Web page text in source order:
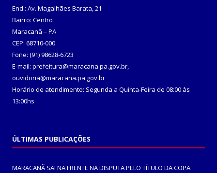
End.: Av. Magalhães Barata, 21
Bairro: Centro
Maracanã – PA
CEP: 68710-000
Fone: (91) 98628-6723
E-mail: prefeitura@maracana.pa.gov.br,
ouvidoria@maracana.pa.gov.br
Horário de atendimento: Segunda a Quinta-Feira de 08:00 às
13:00hs
ÚLTIMAS PUBLICAÇÕES
MARACANÃ SAI NA FRENTE NA DISPUTA PELO TÍTULO DA COPA